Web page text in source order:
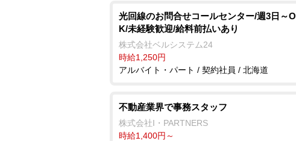
光回線のお問合せコールセンター/週3日～O
K/未経験歓迎/給料前払いあり
株式会社ベルシステム24
時給1,250円
アルバイト・パート / 契約社員 / 北海道
不動産業界で事務スタッフ
株式会社I・PARTNERS
時給1,400円～